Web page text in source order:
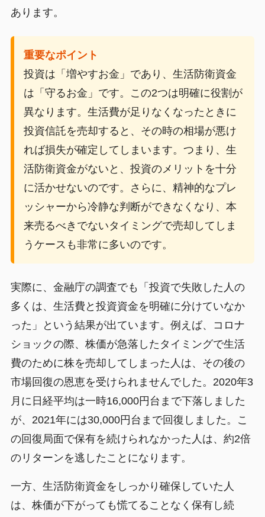
あります。
重要なポイント
投資は「増やすお金」であり、生活防衛資金
は「守るお金」です。この2つは明確に役割が
異なります。生活費が足りなくなったときに
投資信託を売却すると、その時の相場が悪け
れば損失が確定してしまいます。つまり、生
活防衛資金がないと、投資のメリットを十分
に活かせないのです。さらに、精神的なプレ
ッシャーから冷静な判断ができなくなり、本
来売るべきでないタイミングで売却してしま
うケースも非常に多いのです。
実際に、金融庁の調査でも「投資で失敗した人の
多くは、生活費と投資資金を明確に分けていなか
った」という結果が出ています。例えば、コロナ
ショックの際、株価が急落したタイミングで生活
費のために株を売却してしまった人は、その後の
市場回復の恩恵を受けられませんでした。2020年3
月に日経平均は一時16,000円台まで下落しました
が、2021年には30,000円台まで回復しました。こ
の回復局面で保有を続けられなかった人は、約2倍
のリターンを逃したことになります。
一方、生活防衛資金をしっかり確保していた人
は、株価が下がっても慌てることなく保有し続